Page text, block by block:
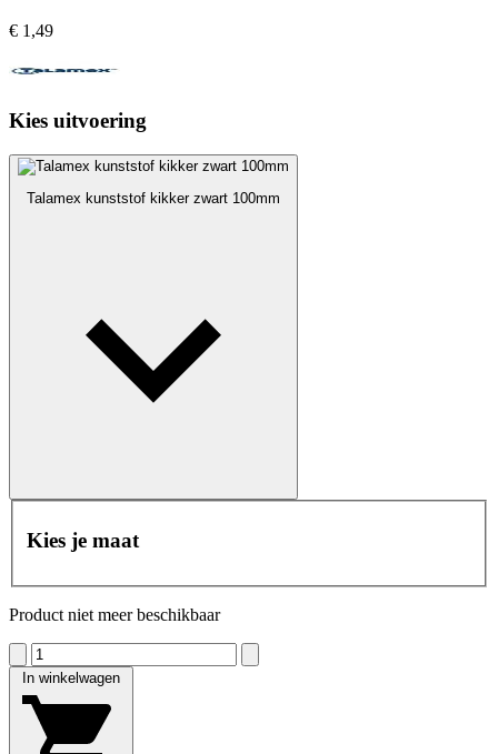
€ 1,49
Kies uitvoering
Talamex kunststof kikker zwart 100mm
Kies je maat
Product niet meer beschikbaar
In winkelwagen